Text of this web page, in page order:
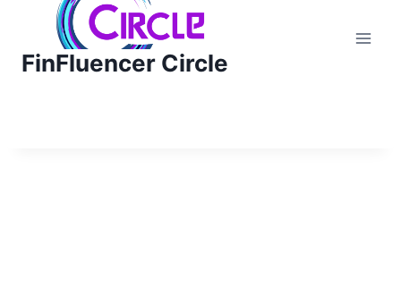
springen
FinFluencer Circle